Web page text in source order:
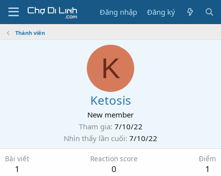
Đăng nhập Đăng ký
Thành viên
K
Ketosis
New member
Tham gia 7/10/22
Nhìn thấy lần cuối 7/10/22
Bài viết
1
Reaction score
0
Điểm
1